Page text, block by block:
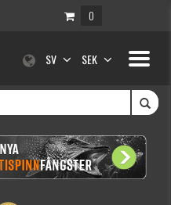
0
Toggle
SV SEK